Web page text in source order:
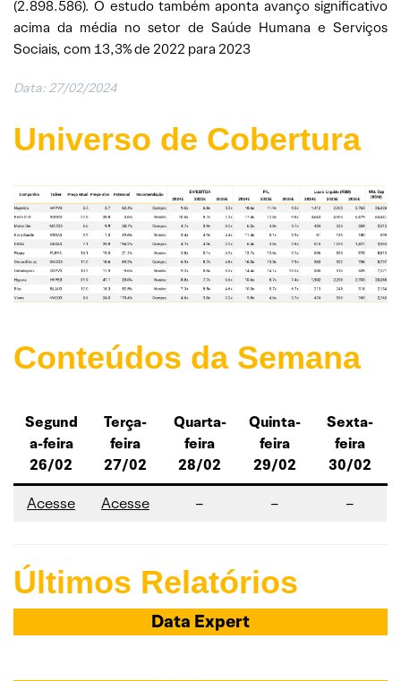
(2.898.586). O estudo também aponta avanço significativo
acima da média no setor de Saúde Humana e Serviços
Sociais, com 13,3% de 2022 para 2023
Data: 27/02/2024
Universo de Cobertura
Conteúdos da Semana
Segund
a-feira
26/02
Terça-
feira
27/02
Quarta-
feira
28/02
Quinta-
feira
29/02
Sexta-
feira
30/02
Acesse Acesse – – –
Últimos Relatórios
Data Expert